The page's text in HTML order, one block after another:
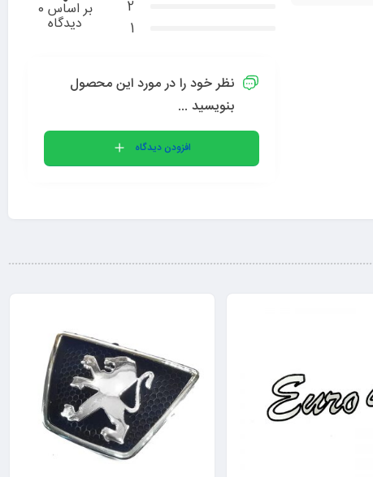
2
1
بر اساس 0
دیدگاه
نظر خود را در مورد این محصول
بنویسید ...
افزودن دیدگاه